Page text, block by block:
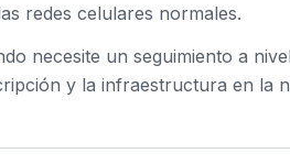
redes celulares normales.
necesite un seguimiento a
y la infraestructura en la